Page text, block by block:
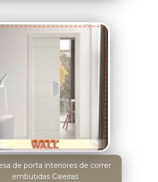
de porta interiores de correr
embutidas Caieiras